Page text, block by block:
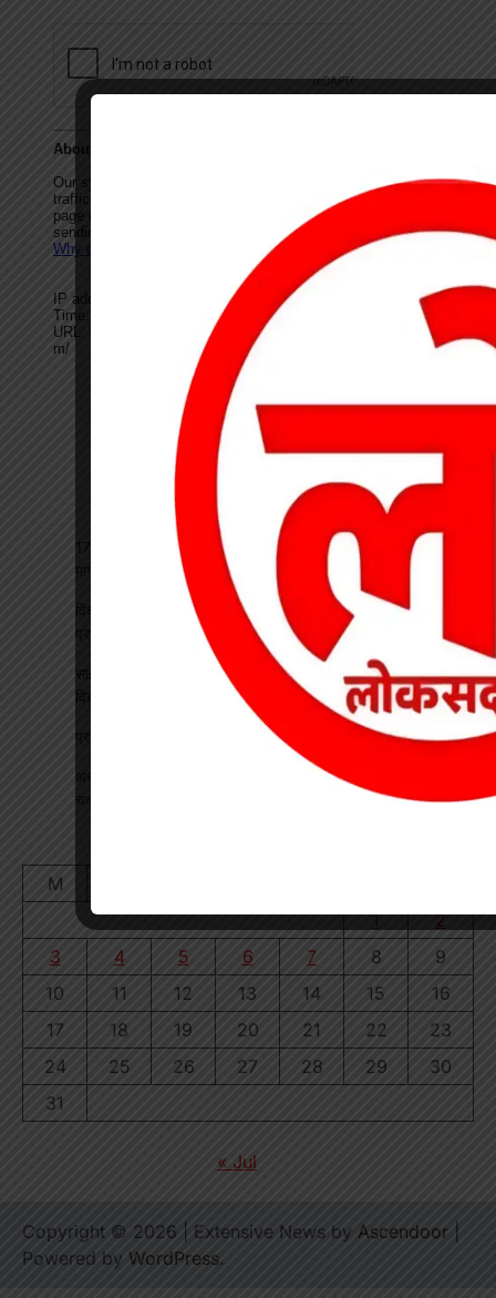
17 अगस्त की हड़ताल से पहले चेयरमैन ने बुलाई बैठक, बिजली कर्मियों की
मांगों पर बनी सहमति
विकसित भारत रोजगार मिशन पर खारंग में एकदिवसीय प्रशिक्षण, जनपद
प्रतिनिधियों ने सीखी योजनाओं के प्रभावी क्रियान्वयन की बारीकियां
साइबर सुरक्षा एवं छात्र कानून जागरूकता कार्यक्रम आयोजित, प्रतिभावान
प्रधान पाठक पर हमला, स्कूल का चपरासी गिरफ्तार
अधीक्षिका को हटाने की मांग पर छात्राओं का फूटा गुस्सा, NH-130 पर
M
1
2
3
4 5 6 7 8
9
10
11 12 13 14 15
16
17
18 19 20 21 22
23
24
25 26 27 28 29
30
31
« Jul
Copyright © 2026 | Extensive News by Ascendoor
Powered by WordPress.